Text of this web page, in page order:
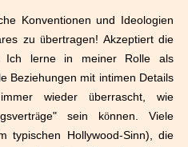
Konventionen und Ideologien
zu übertragen! Akzeptiert die
Ich lerne in meiner Rolle als
Beziehungen mit intimen Details
wieder überrascht, wie
äge" sein können. Viele
typischen Hollywood-Sinn), die